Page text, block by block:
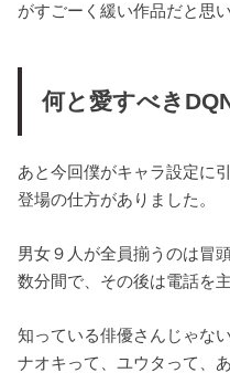
がすごーく緩い作品だと思い
何と愛すべき
あと今回僕がキャラ設定に
登場の仕方がありました。
男女９人が全員揃うのは冒
数分間で、その後は電話を
知っている俳優さんじゃな
ナオキって、ユウタって、